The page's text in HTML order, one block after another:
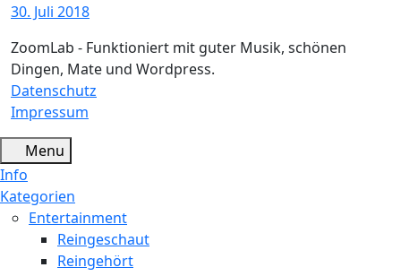
30. Juli 2018
ZoomLab - Funktioniert mit guter Musik, schönen
Dingen, Mate und Wordpress.
Datenschutz
Impressum
Menu
Info
Kategorien
Entertainment
Reingeschaut
Reingehört